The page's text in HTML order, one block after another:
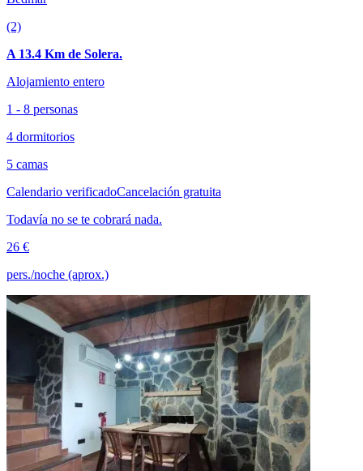
(2)
A 13.4 Km de Solera.
Alojamiento entero
1 - 8 personas
4 dormitorios
5 camas
Calendario verificadoCancelación gratuita
Todavía no se te cobrará nada.
26 €
pers./noche (aprox.)